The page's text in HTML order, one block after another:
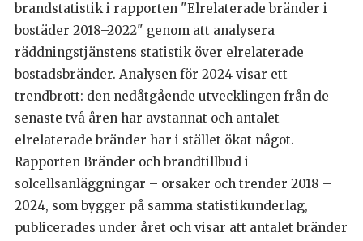
brandstatistik i rapporten "Elrelaterade bränder i
bostäder 2018–2022" genom att analysera
räddningstjänstens statistik över elrelaterade
bostadsbränder. Analysen för 2024 visar ett
trendbrott: den nedåtgående utvecklingen från de
senaste två åren har avstannat och antalet
elrelaterade bränder har i stället ökat något.
Rapporten Bränder och brandtillbud i
solcellsanläggningar – orsaker och trender 2018 –
2024, som bygger på samma statistikunderlag,
publicerades under året och visar att antalet bränder